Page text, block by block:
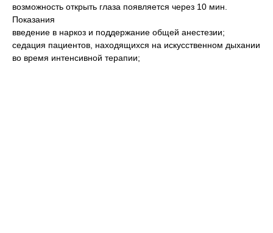
возможность открыть глаза появляется через 10 мин.
Показания
введение в наркоз и поддержание общей анестезии;
седация пациентов, находящихся на искусственном дыхании
во время интенсивной терапии;